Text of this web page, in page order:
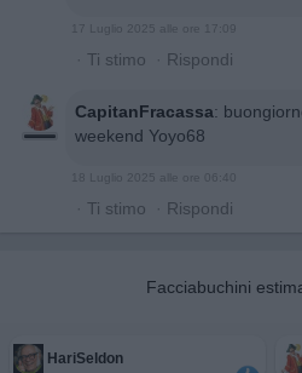
17 Luglio 2025 alle ore 17:09
· Ti stimo · Rispondi
CapitanFracassa:
weekend Yoyo68
18 Luglio 2025 alle ore 06:40
· Ti stimo · Rispondi
Facciabuchini
HariSeldon